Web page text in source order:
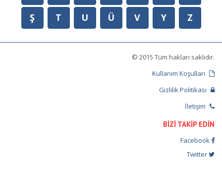
Ş
T U Ü V Y Z
© 2015 Tüm hakları saklıdır.
Kullanım Koşulları
Gizlilik Politikası
İletişim
BİZİ TAKİP EDİN
Facebook
Twitter